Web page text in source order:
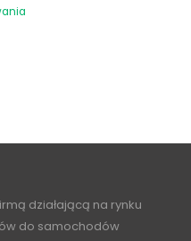
działającą na rynku
do samochodów